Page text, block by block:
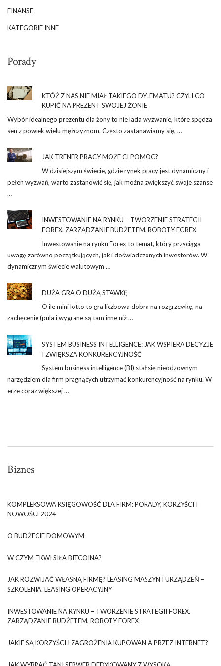
FINANSE
KATEGORIE INNE
Porady
KTÓŻ Z NAS NIE MIAŁ TAKIEGO DYLEMATU? CZYLI CO
KUPIĆ NA PREZENT SWOJEJ ŻONIE
Wybór idealnego prezentu dla żony to nie lada wyzwanie, które spędza
sen z powiek wielu mężczyznom. Często zastanawiamy się, …
JAK TRENER PRACY MOŻE CI POMÓC?
W dzisiejszym świecie, gdzie rynek pracy jest dynamiczny i
pełen wyzwań, warto zastanowić się, jak można zwiększyć swoje szanse
…
INWESTOWANIE NA RYNKU – TWORZENIE STRATEGII
FOREX. ZARZĄDZANIE BUDŻETEM, ROBOTY FOREX
Inwestowanie na rynku Forex to temat, który przyciąga
uwagę zarówno początkujących, jak i doświadczonych inwestorów. W
dynamicznym świecie walutowym …
DUŻA GRA O DUŻĄ STAWKĘ
O ile mini lotto to gra liczbowa dobra na rozgrzewkę, na
zachęcenie (pula i wygrane są tam inne niż …
SYSTEM BUSINESS INTELLIGENCE: JAK WSPIERA DECYZJE
I ZWIĘKSZA KONKURENCYJNOŚĆ
System business intelligence (BI) stał się nieodzownym
narzędziem dla firm pragnących utrzymać konkurencyjność na rynku. W
erze coraz większej …
Biznes
KOMPLEKSOWA KSIĘGOWOŚĆ DLA FIRM: PORADY, KORZYŚCI I
NOWOŚCI 2024
O BUDŻECIE DOMOWYM
W CZYM TKWI SIŁA BITCOINA?
JAK ROZWIJAĆ WŁASNĄ FIRMĘ? LEASING MASZYN I URZĄDZEŃ –
SZKOLENIA. LEASING OPERACYJNY
INWESTOWANIE NA RYNKU – TWORZENIE STRATEGII FOREX.
ZARZĄDZANIE BUDŻETEM, ROBOTY FOREX
JAKIE SĄ KORZYŚCI I ZAGROŻENIA KUPOWANIA PRZEZ INTERNET?
JAK WYBRAĆ TANI SERWER DEDYKOWANY Z WYSOKĄ